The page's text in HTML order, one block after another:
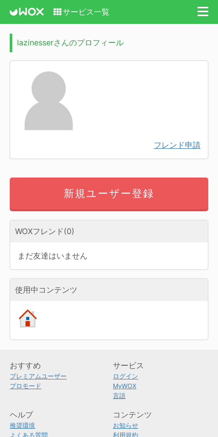
サービス一覧
lazinesserさんのプロフィール
フレンド申請
新規ユーザー登録
WOXフレンド(0)
まだ友達はいません
使用中コンテンツ
おすすめ
プレミアムユーザー
プロモード
サービス
ログイン
MyWOX
言語
ヘルプ
推奨環境
よくある質問
コンテンツ
お知らせ
利用規約